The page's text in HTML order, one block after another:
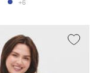
+6